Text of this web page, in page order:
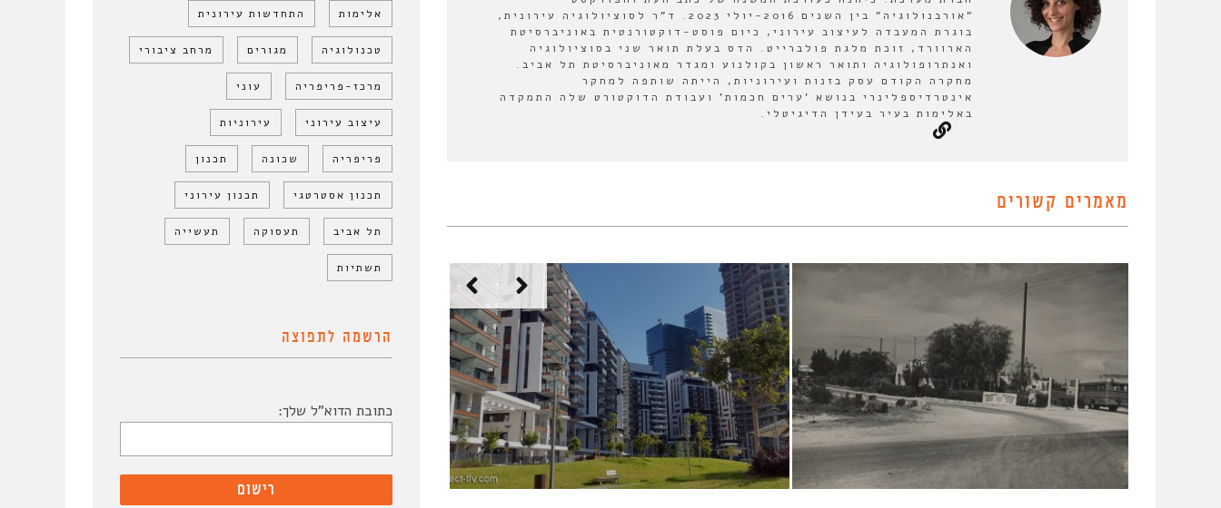
"אורבנולוגיה" בין השנים 2016-יולי 2023. ד"ר לסוציולוגיה עירונית,
בוגרת המעבדה לעיצוב עירוני, כיום פוסט-דוקטורנטית באוניברסיטת
הארוורד, זוכת מלגת פולברייט. הדס בעלת תואר שני בסוציולוגיה
ואנתרופולוגיה ותואר ראשון בקולנוע ומגדר מאוניברסיטת תל אביב.
מחקרה הקודם עסק בזנות ועירוניות, הייתה שותפה למחקר
אינטרדיספלינרי בנושא 'ערים חכמות' ועבודת הדוקטורט שלה התמקדה
באלימות בעיר בעידן הדיגיטלי.
מאמרים קשורים
אלימות התחדשות עירונית
טכנולוגיה מגורים מרחב ציבורי
מרכז-פריפריה עוני
עיצוב עירוני עירוניות
פריפריה שכונה תכנון
תכנון אסטרטגי תכנון עירוני
תל אביב תעסוקה תעשייה
תשתיות
הרשמה לתפוצה
כתובת הדוא"ל שלך: